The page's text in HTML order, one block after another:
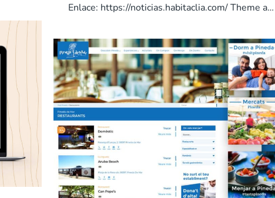
Enlace: https://noticias.habitaclia.com/ Theme a…